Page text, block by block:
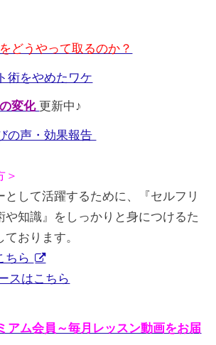
どうやって取るのか？
術をやめたワケ
変化更新中♪
の声・効果報告
＞
として活躍するために、『セルフリ
や知識』をしっかりと身につけるた
おります。
ちら
スはこちら
アム会員～毎月レッスン動画をお届